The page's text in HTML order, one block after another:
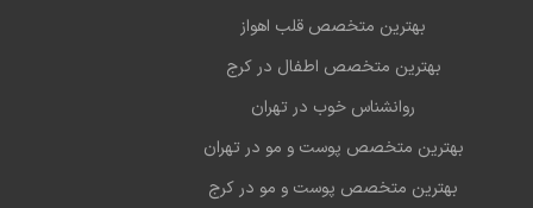
بهترین متخصص قلب اهواز
بهترین متخصص اطفال در کرج
روانشناس خوب در تهران
بهترین متخصص پوست و مو در تهران
بهترین متخصص پوست و مو در کرج